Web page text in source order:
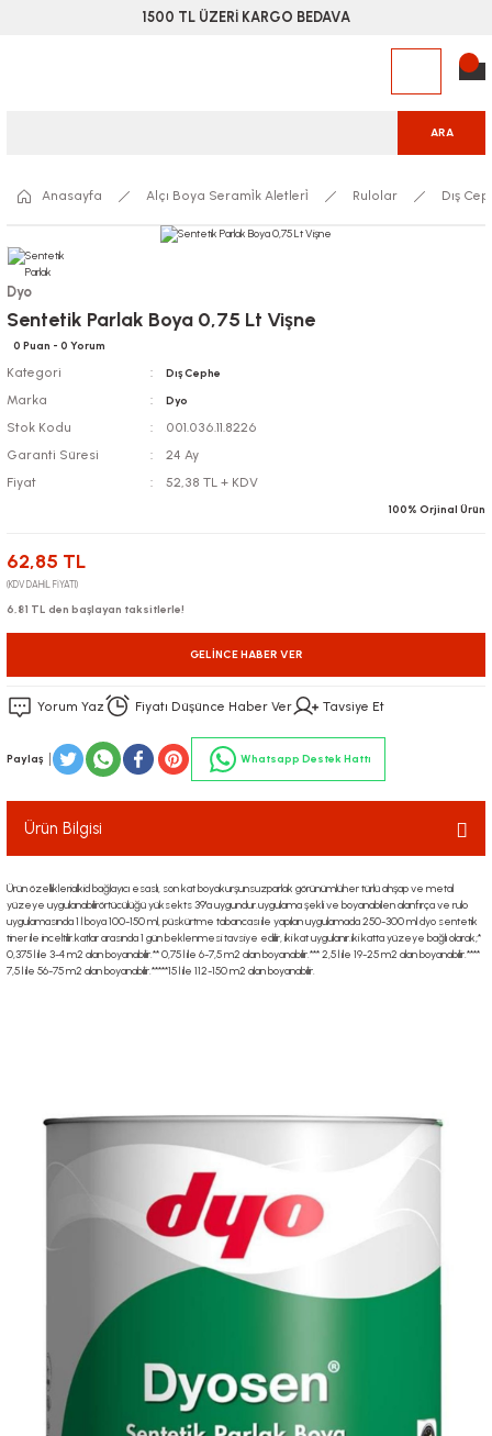
1500 TL ÜZERİ KARGO BEDAVA
ARA
Anasayfa Alçı Boya Serami̇k Aletleri̇ Rulolar Dış
Dyo
Sentetik Parlak Boya 0,75 Lt Vişne
0 Puan - 0 Yorum
Kategori Dış Cephe
Marka Dyo
Stok Kodu
001.036.11.8226
Garanti Süresi
24 Ay
Fiyat
52,38 TL + KDV
100% Orjinal Ürün
62,85 TL
(KDV DAHİL FİYATI)
6,81 TL den başlayan taksitlerle!
GELINCE HABER VER
Yorum Yaz Fiyatı Düşünce Haber Ver Tavsiye Et
Paylaş Whatsapp Destek Hattı
Ürün Bilgisi
Ürün özelliklerialkid bağlayıcı esaslı, son kat boyakurşunsuzparlak görünümlüher türlü ahşap ve metal
yüzeye uygulanabilirörtücülüğü yüksekts 39'a uygundur.uygulama şekli ve boyanabilen alanfırça ve rulo
uygulamasında 1 l boya 100-150 ml, püskürtme tabancası ile yapılan uygulamada 250-300 ml dyo sentetik
tiner ile inceltilir.katlar arasında 1 gün beklenmesi tavsiye edilir, iki kat uygulanır.iki katta yüzeye bağlı olarak;*
0,375 l ile 3-4 m2 alan boyanabilir.** 0,75 l ile 6-7,5 m2 alan boyanabilir.*** 2,5 l ile 19-25 m2 alan boyanabilir.****
7,5 l ile 56-75 m2 alan boyanabilir.*****15 l ile 112-150 m2 alan boyanabilir.